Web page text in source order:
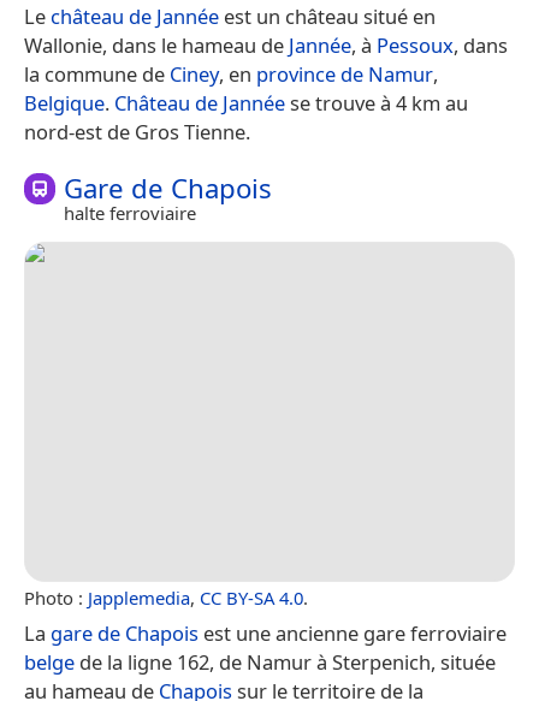
Le château de Jannée est un château situé en
⁣⁣Wallonie⁣⁣, dans le hameau de Jannée, à Pessoux, dans
la commune de Ciney, en province de Namur,
Belgique. Château de Jannéese trouve à 4 km au
nord-est de Gros Tienne.
Gare de Chapois
halte ferroviaire
Photo : Japplemedia, CC BY-SA 4.0.
La gare de Chapois est une ancienne gare ferroviaire
belge de la ligne 162, de Namur à Sterpenich, située
au hameau de Chapoissur le territoire de la